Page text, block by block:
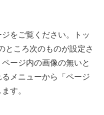
をご覧ください。トッ
ところ次のものが設定さ
ージ内の画像の無いと
メニューから「ページ
す。